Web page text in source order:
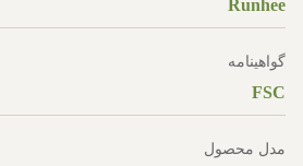
Runhee
گواهینامه
FSC
مدل محصول